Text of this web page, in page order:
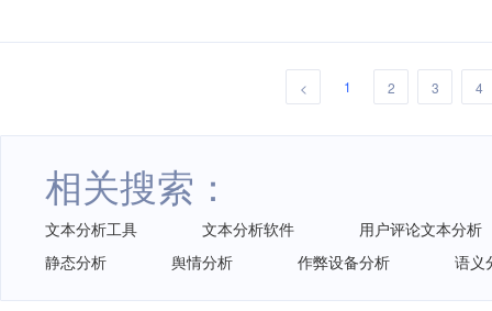
< 1 2 3 4
相关搜索：
文本分析工具 文本分析软件
用户评论文本分析
静态分析
舆情分析 作弊设备分析 语义